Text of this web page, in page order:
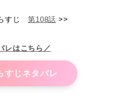
すじ第108話 >>
レはこちら／
すじネタバレ